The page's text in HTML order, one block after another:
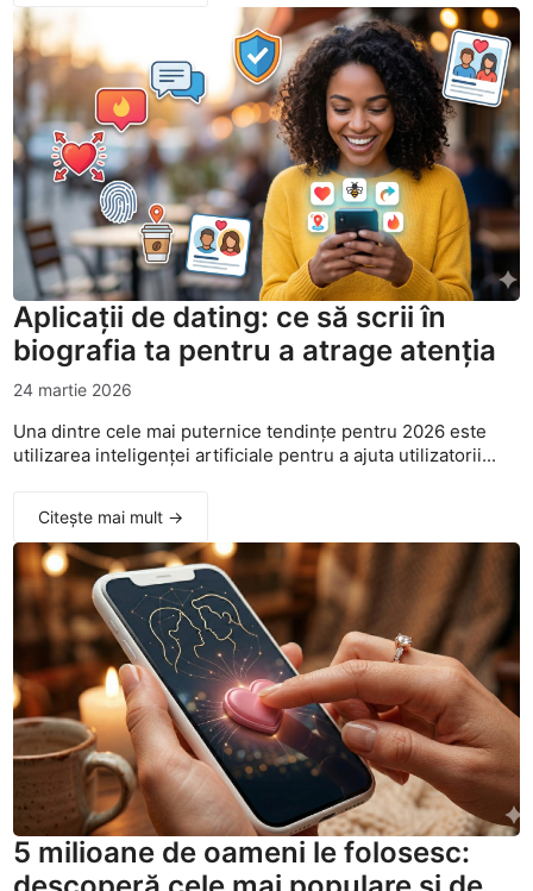
Aplicații de dating: ce să scrii în
biografia ta pentru a atrage atenția
24 martie 2026
Una dintre cele mai puternice tendințe pentru 2026 este
utilizarea inteligenței artificiale pentru a ajuta utilizatorii...
Citește mai mult →
5 milioane de oameni le folosesc: